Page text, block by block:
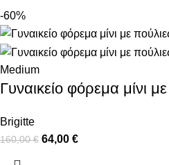
-60%
Medium
Γυναικείο φόρεμα μίνι
Brigitte
160,00€ 64,00 €